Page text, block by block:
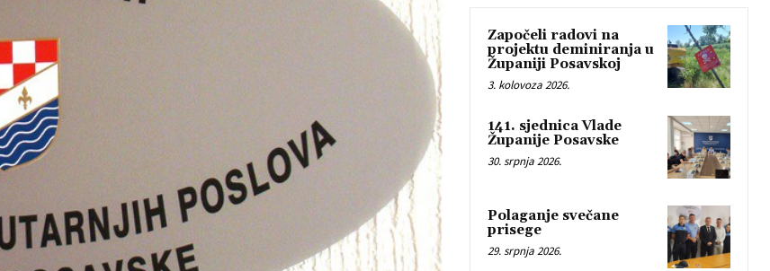
Započeli radovi na
projektu deminiranja u
Županiji Posavskoj
3. kolovoza 2026.
141. sjednica Vlade
Županije Posavske
30. srpnja 2026.
Polaganje svečane
prisege
29. srpnja 2026.